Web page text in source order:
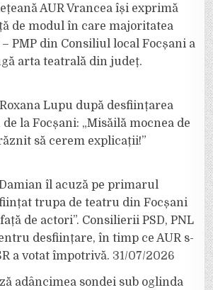
AUR Vrancea își exprimă
de modul în care majoritatea
– PMP din Consiliul local Focșani a
arta teatrală din județ.
Lupu după desființarea
la Focșani: „Misăilă mocnea de
să cerem explicații!”
îl acuză pe primarul
trupa de teatru din Focșani
de actori”. Consilierii PSD, PNL
desființare, în timp ce AUR s-
a votat împotrivă. 31/07/2026
adâncimea sondei sub oglinda